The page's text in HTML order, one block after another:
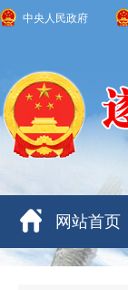
中央人民政府
网站首页